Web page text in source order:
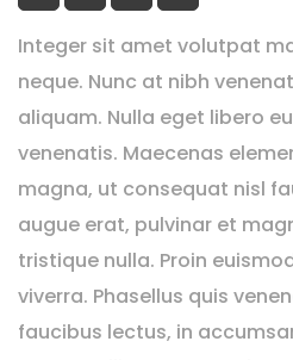
Integer sit amet volutpat
neque. Nunc at nibh
aliquam. Nulla eget libero
venenatis. Maecenas
magna, ut consequat nisl
augue erat, pulvinar et
tristique nulla. Proin
viverra. Phasellus quis
faucibus lectus, in